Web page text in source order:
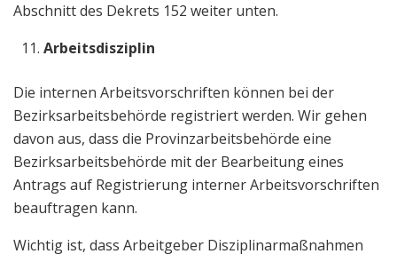
Abschnitt des Dekrets 152 weiter unten.
Arbeitsdisziplin
Die internen Arbeitsvorschriften können bei der
Bezirksarbeitsbehörde registriert werden. Wir gehen
davon aus, dass die Provinzarbeitsbehörde eine
Bezirksarbeitsbehörde mit der Bearbeitung eines
Antrags auf Registrierung interner Arbeitsvorschriften
beauftragen kann.
Wichtig ist, dass Arbeitgeber Disziplinarmaßnahmen